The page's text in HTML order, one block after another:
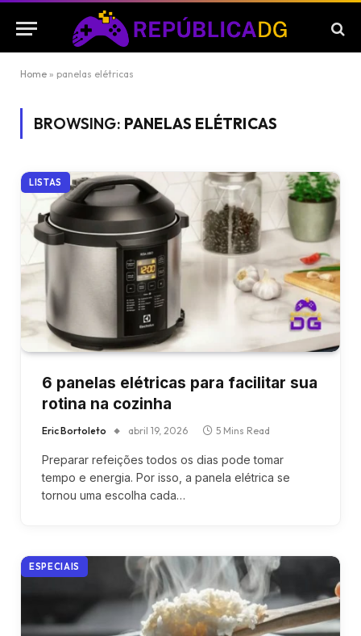
Home » panelas elétricas
BROWSING: PANELAS ELÉTRICAS
LISTAS
6 panelas elétricas para facilitar sua
rotina na cozinha
Eric Bortoleto abril 19, 2026 5 Mins Read
Preparar refeições todos os dias pode tomar
tempo e energia. Por isso, a panela elétrica se
tornou uma escolha cada…
ESPECIAIS